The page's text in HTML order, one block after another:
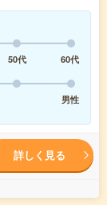
50代
60代
男性
詳しく見る